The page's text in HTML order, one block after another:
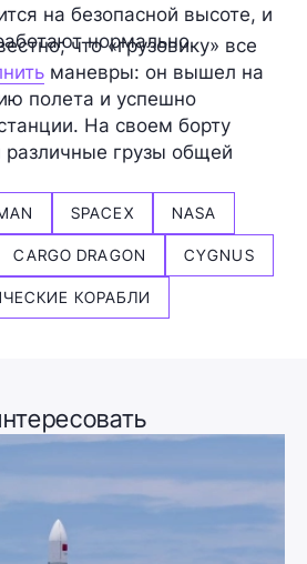
на безопасной высоте, и
нормально.
что «грузовику» все
маневры: он вышел на
полета и успешно
На своем борту
различные грузы общей
SPACEX NASA
CARGO DRAGON CYGNUS
КОРАБЛИ